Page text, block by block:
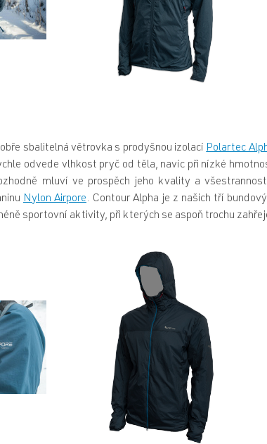
sbalitelná větrovka s prodyšnou izolacíPolartec
odvede vlhkost pryč od těla, navíc při nízké
mluví ve prospěch jeho kvality a
Nylon Airpore. Contour Alpha je z našich tří
sportovní aktivity, při kterých se aspoň trochu